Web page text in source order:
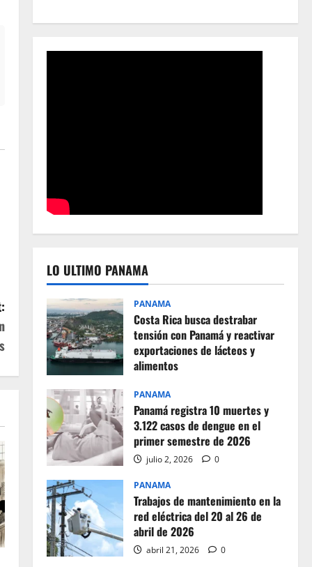
LO ULTIMO PANAMA
PANAMA
Costa Rica busca destrabar
tensión con Panamá y reactivar
exportaciones de lácteos y
alimentos
PANAMA
Panamá registra 10 muertes y
3.122 casos de dengue en el
primer semestre de 2026
julio 2, 2026 0
PANAMA
Trabajos de mantenimiento en la
red eléctrica del 20 al 26 de
abril de 2026
abril 21, 2026 0